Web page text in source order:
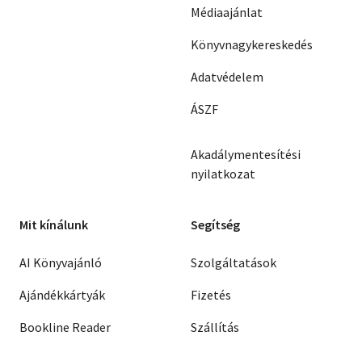
Médiaajánlat
Könyvnagykereskedés
Adatvédelem
ÁSZF
Akadálymentesítési
nyilatkozat
Mit kínálunk
AI Könyvajánló
Ajándékkártyák
Bookline Reader
Segítség
Szolgáltatások
Fizetés
Szállítás